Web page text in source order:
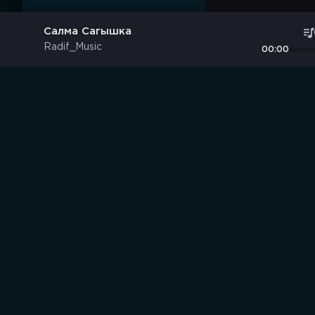
Салма Сагышка
Radif_Music 00:00